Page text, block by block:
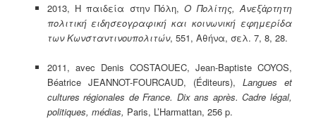
2013, Η παιδεία στην Πόλη,Ο Πολίτης, Ανεξἀρτητη
πολιτικήειδησεογραφικήκαικοινωνική εφημερίδα
τωνΚωνσταντινουπολιτών, 551, Αθήνα, σελ. 7, 8, 28.
2011, avec Denis COSTAOUEC, Jean-Baptiste COYOS,
Béatrice JEANNOT-FOURCAUD, (Éditeurs), Langues et
cultures régionales de France. Dix ans après. Cadre légal,
politiques, médias, Paris, L’Harmattan, 256 p.